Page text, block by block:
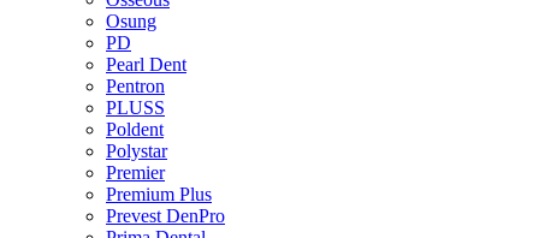
Osung
PD
Pearl Dent
Pentron
PLUSS
Poldent
Polystar
Premier
Premium Plus
Prevest DenPro